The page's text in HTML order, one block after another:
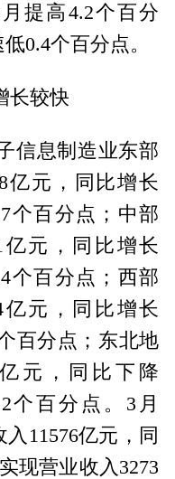
提高4.2个百分
0.4个百分点。
长较快
信息制造业东部
亿元，同比增长
个百分点；中部
元，同比增长
个百分点；西部
元，同比增长
百分点；东北地
元，同比下降
个百分点。3月
11576亿元，同
现营业收入3273